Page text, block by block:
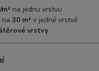
na jednu vrstvu
na30 m² v jedné vrstvě
vrstvy